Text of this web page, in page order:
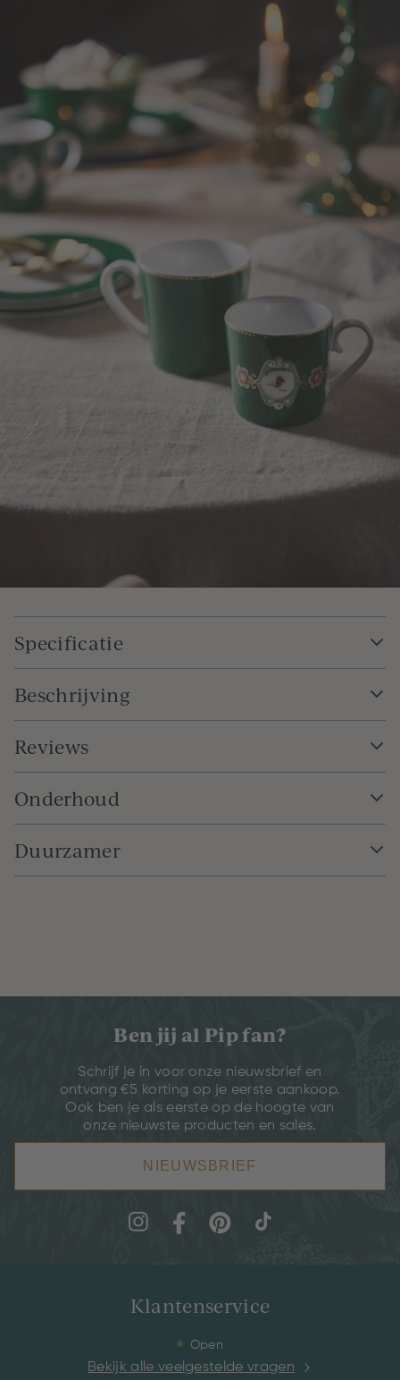
Specificatie
Beschrijving
Reviews
Onderhoud
Duurzamer
Ben jij al Pip fan?
Schrijf je in voor onze nieuwsbrief en
ontvang €5 korting op je eerste aankoop.
Ook ben je als eerste op de hoogte van
onze nieuwste producten en sales.
NIEUWSBRIEF
Klantenservice
Open
Bekijk alle veelgestelde vragen